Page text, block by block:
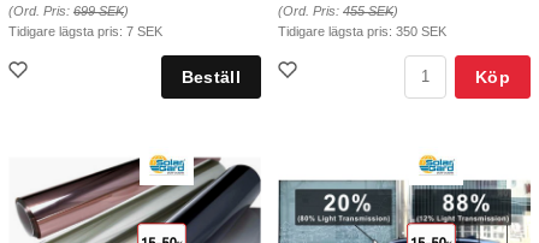
(Ord. Pris: 699 SEK)
Tidigare lägsta pris: 7 SEK
(Ord. Pris: 455 SEK)
Tidigare lägsta pris: 350 SEK
Köp